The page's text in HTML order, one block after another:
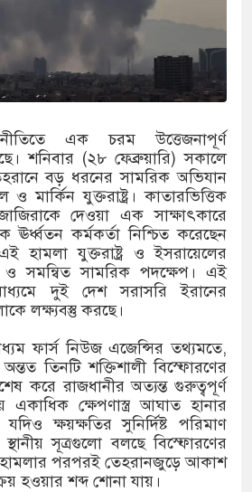
শতাংশ বেড়েছে
সামরিক পদক্ষেপের
দেওবন্দের
সাংবাদিক ময়ূখ রঞ্জন
এসআইয়ের বিরুদ্ধে
কেন্দ্র হবে: ড.
আহবান প্রধানমন্ত্রীর
আচরণ ইসরায়েলের
এক চরম উত্তেজনাপূর্ণ
শনিবার (২৮ ফেব্রুয়ারি) সকালে
বড় ধরনের সামরিক অভিযান
মার্কিন যুক্তরাষ্ট্র। কাতারভিত্তিক
দেওয়া এক সাক্ষাৎকারে
ঊর্ধ্বতন কর্মকর্তা নিশ্চিত করেছেন
হামলা যুক্তরাষ্ট্র ও ইসরায়েলের
সমন্বিত সামরিক পদক্ষেপ। এই
দুই দেশ সরাসরি ইরানের
লক্ষ্যবস্তু করছে।
ফার্স নিউজ এজেন্সির তথ্যমতে,
অন্তত তিনটি শক্তিশালী বিস্ফোরণের
করে রাজধানীর অত্যন্ত গুরুত্বপূর্ণ
একাধিক ক্ষেপণাস্ত্র আঘাত হানার
ক্ষয়ক্ষতির সুনির্দিষ্ট পরিমাণ
সূত্রগুলো বলছে বিস্ফোরণের
হামলার পরপরই তেহরানজুড়ে আকাশ
হওয়ার শব্দ শোনা যায়।